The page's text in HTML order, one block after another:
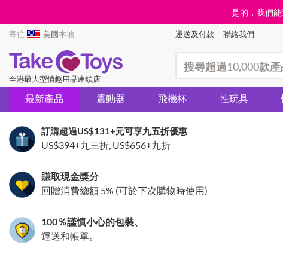
是的，我們
寄往 美國本地 運送及付款 聯絡我們
全港最大型情趣用品連鎖店
最新產品 震動器 飛機杯 性玩具
訂購超過US$131+元可享九五折優惠
US$394+九三折, US$656+九折
賺取現金獎分
回贈消費總額 5% (可於下次購物時使用)
100％謹慎小心的包裝、
運送和帳單。